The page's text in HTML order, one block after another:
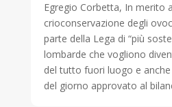
Egregio Corbetta, In merito
crioconservazione degli
parte della Lega di “più
lombarde che vogliono
del tutto fuori luogo e anche
del giorno approvato al